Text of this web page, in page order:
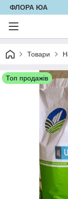
ФЛОРА ЮА
Товари
Топ продажів